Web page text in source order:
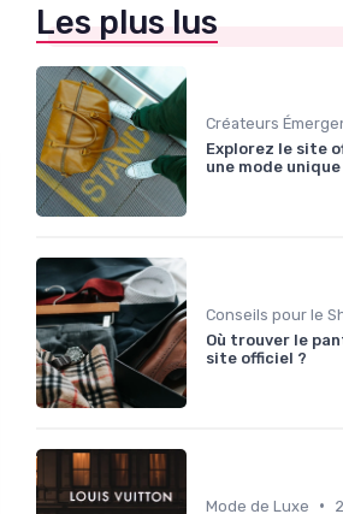
Les plus lus
Créateurs
Explorez le site
une mode unique
Où trouver le
site officiel ?
Mode de Luxe •